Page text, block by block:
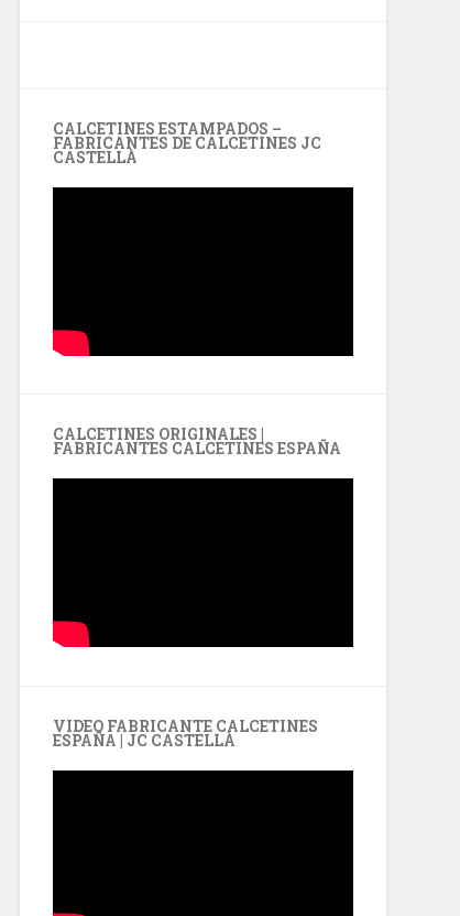
CALCETINES ESTAMPADOS –
FABRICANTES DE CALCETINES JC
CASTELLÀ
CALCETINES ORIGINALES |
FABRICANTES CALCETINES ESPAÑA
VIDEO FABRICANTE CALCETINES
ESPAÑA | JC CASTELLÀ